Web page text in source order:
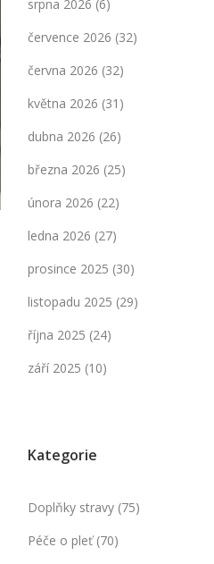
srpna 2026 (6)
července 2026 (32)
června 2026 (32)
května 2026 (31)
dubna 2026 (26)
března 2026 (25)
února 2026 (22)
ledna 2026 (27)
prosince 2025 (30)
listopadu 2025 (29)
října 2025 (24)
září 2025 (10)
Kategorie
Doplňky stravy (75)
Péče o pleť(70)